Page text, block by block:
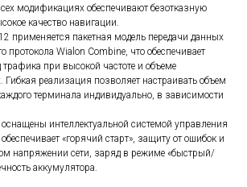
модификациях обеспечивают безотказную
качество навигации.
применяется пакетная модель передачи данных
Wialon Combine, что обеспечивает
при высокой частоте и объеме
реализация позволяет настраивать объем
терминала индивидуально, в зависимости
интеллектуальной системой управления
«горячий старт», защиту от ошибок и
напряжении сети, заряд в режиме «быстрый/
аккумулятора.